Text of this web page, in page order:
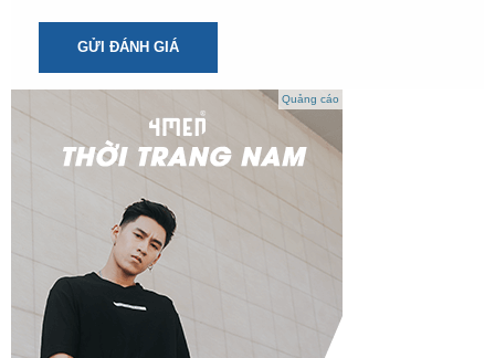
GỬI ĐÁNH GIÁ
Quảng cáo